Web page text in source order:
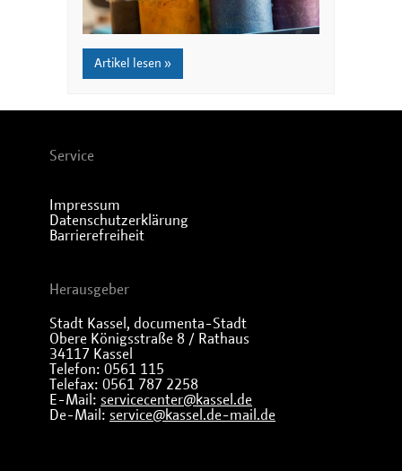
Artikel lesen »
Service
Impressum
Datenschutzerklärung
Barrierefreiheit
Herausgeber
Stadt Kassel, documenta-Stadt
Obere Königsstraße 8 / Rathaus
34117 Kassel
Telefon: 0561 115
Telefax: 0561 787 2258
E-Mail: servicecenter@kassel.de
De-Mail: service@kassel.de-mail.de